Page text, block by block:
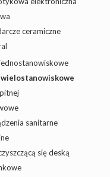
ceramiczne
sanitarne
się deską